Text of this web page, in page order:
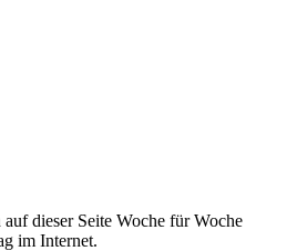
dieser Seite Woche für Woche
im Internet.